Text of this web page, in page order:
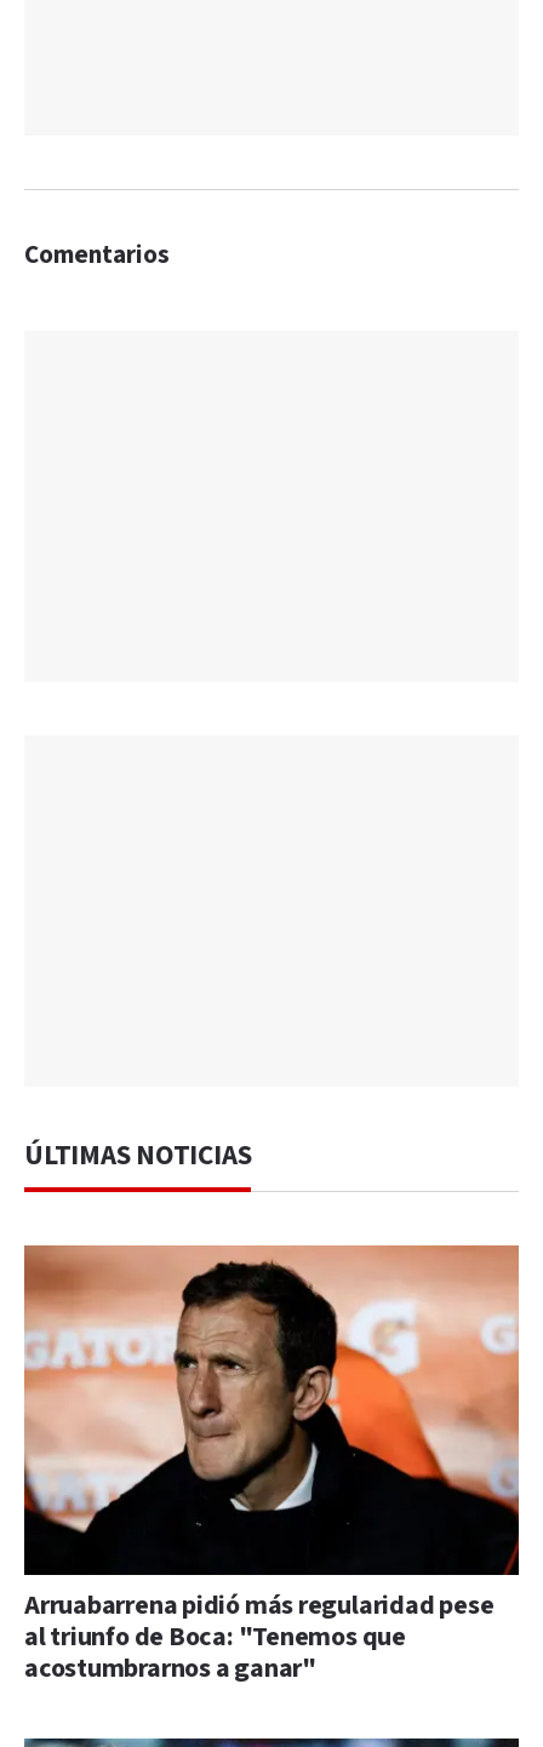
Comentarios
ÚLTIMAS NOTICIAS
Arruabarrena pidió más regularidad pese
al triunfo de Boca: "Tenemos que
acostumbrarnos a ganar"